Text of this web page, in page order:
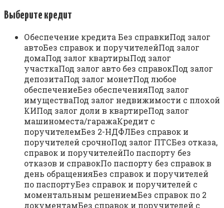
Выберите кредит
Обеспечение кредита Без справкиПод залог
автоБез справок и поручителейПод залог
домаПод залог квартирыПод залог
участкаПод залог авто без справокПод залог
депозитаПод залог монетПод любое
обеспечениеБез обеспеченияПод залог
имуществаПод залог недвижимости с плохой
КИПод залог доли в квартиреПод залог
машиноместа/гаражаКредит с
поручителемБез 2-НДФЛБез справок и
поручителей срочноПод залог ПТСБез отказа,
справок и поручителейПо паспорту без
отказов и справокПо паспорту без справок в
день обращенияБез справок и поручителей
по паспортуБез справок и поручителей с
моментальным решениемБез справок по 2
документамБез справок и поручителей с